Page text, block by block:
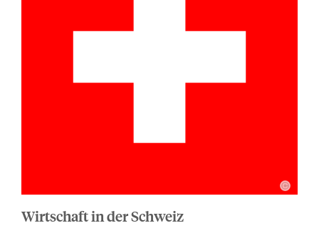
Wirtschaft in der Schweiz